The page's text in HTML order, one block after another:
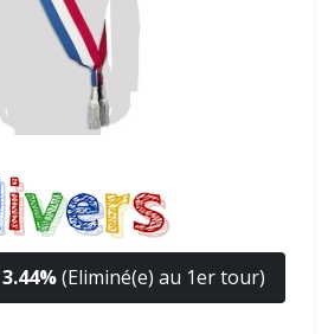
3.44%(Eliminé(e) au 1er tour)